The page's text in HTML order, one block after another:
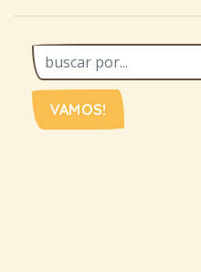
VAMOS!